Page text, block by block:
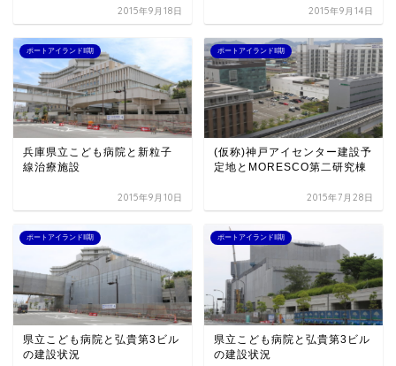
2015年9月18日 2015年9月14日
ポートアイランドII期
兵庫県立こども病院と新粒子
線治療施設
2015年9月10日
ポートアイランドII期
(仮称)神戸アイセンター建設予
定地とMORESCO第二研究棟
2015年7月28日
ポートアイランドII期
県立こども病院と弘貴第3ビル
の建設状況
ポートアイランドII期
県立こども病院と弘貴第3ビル
の建設状況